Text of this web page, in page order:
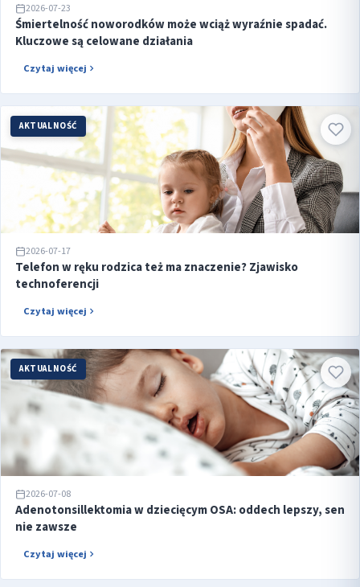
2026-07-23
Śmiertelność noworodków może wciąż wyraźnie spadać.
Kluczowe są celowane działania
Czytaj więcej
AKTUALNOŚĆ
2026-07-17
Telefon w ręku rodzica też ma znaczenie? Zjawisko
technoferencji
Czytaj więcej
AKTUALNOŚĆ
2026-07-08
Adenotonsillektomia w dziecięcym OSA: oddech lepszy, sen
nie zawsze
Czytaj więcej